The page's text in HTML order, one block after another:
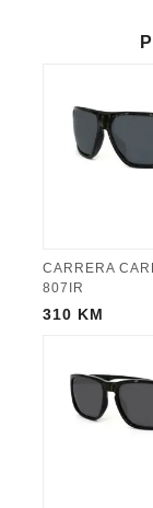
CARRERA
807IR
310 KM